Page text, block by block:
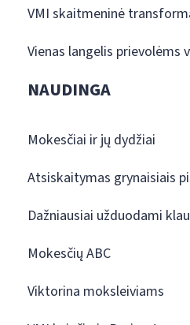
VMI skaitmeninė
Vienas langelis prievolėms
NAUDINGA
Mokesčiai ir jų dydžiai
Atsiskaitymas grynaisiais
Dažniausiai užduodami
Mokesčių ABC
Viktorina moksleiviams